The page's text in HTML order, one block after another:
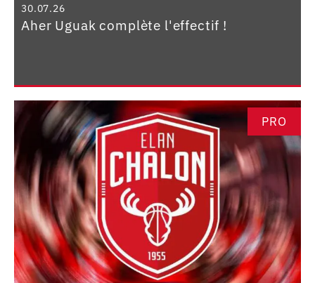
30.07.26
Aher Uguak complète l'effectif !
PRO